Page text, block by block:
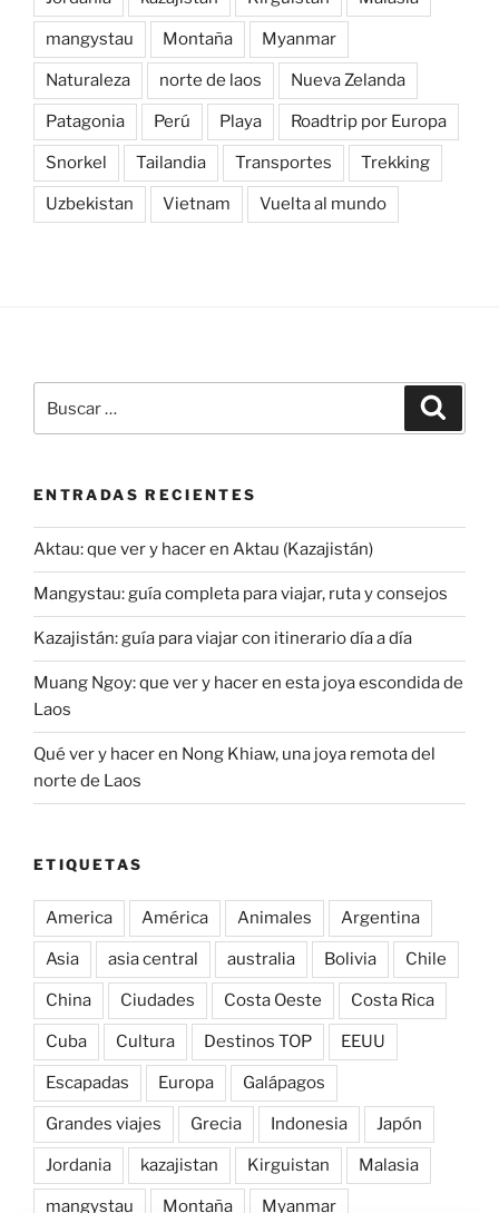
mangystau Montaña Myanmar
Naturaleza norte de laos Nueva Zelanda
Patagonia Perú Playa Roadtrip por Europa
Snorkel Tailandia Transportes Trekking
Uzbekistan Vietnam Vuelta al mundo
por:
ENTRADAS RECIENTES
Aktau: que ver y hacer en Aktau (Kazajistán)
Mangystau: guía completa para viajar, ruta y consejos
Kazajistán: guía para viajar con itinerario día a día
Muang Ngoy: que ver y hacer en esta joya escondida de
Laos
Qué ver y hacer en Nong Khiaw, una joya remota del
norte de Laos
ETIQUETAS
America América Animales Argentina
Asia asia central australia Bolivia Chile
China Ciudades Costa Oeste Costa Rica
Cuba Cultura Destinos TOP EEUU
Escapadas Europa Galápagos
Grandes viajes Grecia Indonesia Japón
Jordania kazajistan Kirguistan Malasia
mangystau Montaña Myanmar